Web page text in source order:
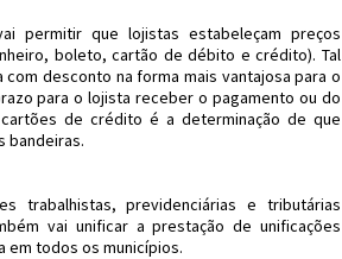
permitir que lojistas estabeleçam preços
boleto, cartão de débito e crédito). Tal
desconto na forma mais vantajosa para o
para o lojista receber o pagamento ou do
de crédito é a determinação de que
bandeiras.
trabalhistas, previdenciárias e tributárias
vai unificar a prestação de unificações
em todos os municípios.